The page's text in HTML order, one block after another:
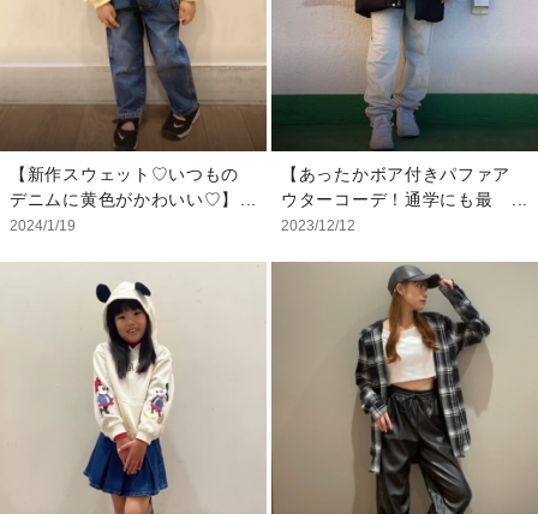
ベルト：S
【新作スウェット♡いつもの
デニムに黄色がかわいい♡】
店舗でも常に大人気のオーバ
UNISEXで着用OK◎ 合わせ
たいのは今はこんなかわいい
新作スウェット！ 優しいカ
ラーとお袖のフリルが女の子
らしい！ 大きめよりジャス
トサイズがおすすめです♡
【モデル着用サイズ】
トップス：3YRS/100cm
2024/1/19
【あったかボア付きパファア
ウターコーデ！通学にも最
適！】
ジャケットアウターです。
内側にボアがついているの
で、中は薄着でもいいくらい
で動きやすいです。 フード
も取り外し可能です。 キル
ティングタイプで耐水性で
す。 風よけガードも内側に
付いていて、前はファースト
とホックタイプです。 男女
問わず着れます。 インナー
2023/12/12